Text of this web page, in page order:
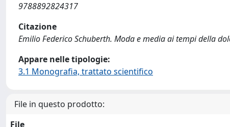
9788892824317
Citazione
Emilio Federico Schuberth. Moda e media ai tempi della
Appare nelle tipologie:
3.1 Monografia, trattato scientifico
File in questo prodotto:
File